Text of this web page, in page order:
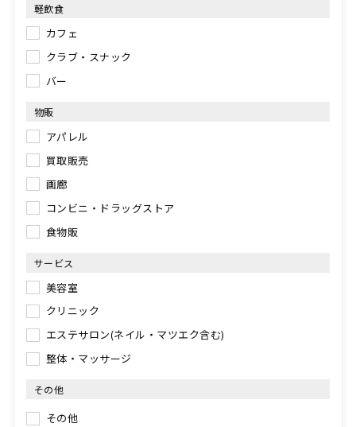
軽飲食
カフェ
クラブ・スナック
バー
物販
アパレル
買取販売
画廊
コンビニ・ドラッグストア
食物販
サービス
美容室
クリニック
エステサロン(ネイル・マツエク含む)
整体・マッサージ
その他
その他